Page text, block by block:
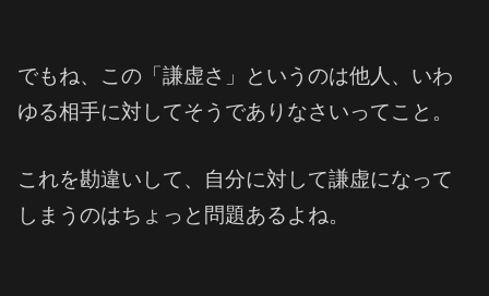
でもね、 この「謙虚さ」というのは他人、いわ
ゆる相手に対してそうでありなさいってこと。
これを勘違いして、自分に対して謙虚になって
しまうのはちょっと問題あるよね。